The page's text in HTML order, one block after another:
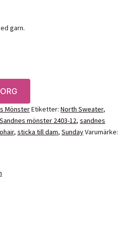
garn.
MönsterEtiketter: North Sweater,
Sandnes mönster 2403-12, sandnes
, sticka till dam, SundayVarumärke: